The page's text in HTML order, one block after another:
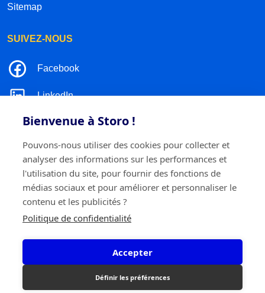
Bienvenue à Storo !
Pouvons-nous utiliser des cookies pour collecter et
analyser des informations sur les performances et
l'utilisation du site, pour fournir des fonctions de
médias sociaux et pour améliorer et personnaliser le
contenu et les publicités ?
Politique de confidentialité
Accepter
Définir les préférences
Sitemap
SUIVEZ-NOUS
Facebook
LinkedIn
Instagram
TikTok
©2026 Storo
Politique de confidentialité
Storo BV 0717.595.310